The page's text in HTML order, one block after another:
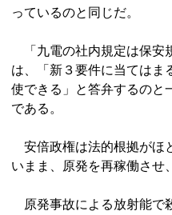
っているのと同じだ。
「九電の社内規定は保安
は、「新３要件に当てはま
使できる」と答弁するのと
である。
安倍政権は法的根拠がほ
いまま、原発を再稼働させ
原発事故による放射能で